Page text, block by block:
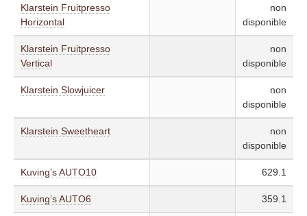
Klarstein Fruitpresso
Horizontal
non
disponible
Klarstein Fruitpresso
Vertical
non
disponible
Klarstein Slowjuicer
non
disponible
Klarstein Sweetheart
non
disponible
Kuving’s AUTO10 629.1
Kuving’s AUTO6 359.1